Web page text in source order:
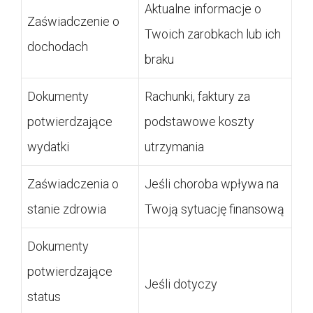
Zaświadczenie o
dochodach
Aktualne informacje o
Twoich zarobkach lub ich
braku
Dokumenty
potwierdzające
wydatki
Rachunki, faktury za
podstawowe koszty
utrzymania
Zaświadczenia o
stanie zdrowia
Jeśli choroba wpływa na
Twoją sytuację finansową
Dokumenty
potwierdzające
status
Jeśli dotyczy